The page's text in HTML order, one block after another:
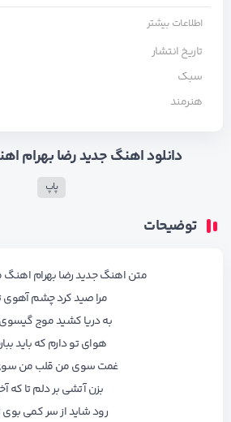
اطلاعات بیشتر
تاریخ انتشار
سبک
هنرمند
دانلود اهنگ جدید رضا بهرام
پاپ
توضیحات
متن اهنگ جدید رضا بهرام اهنگ
مرا صید کرد چشم آهوی
به دریا کشید موج
هوای تو دارم که باید
غمت سوی من قلب من
بزن آتشی بر دلم تا که
رود شاید از سر کمی بوی